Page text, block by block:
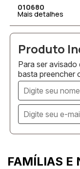
010680
Mais detalhes
Para ser avisado
basta preencher
FAMÍLIAS E